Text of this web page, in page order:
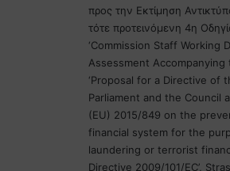
προς την Εκτίμηση
τότε προτεινόμενη 4η
‘Commission Staff Working
Assessment
‘Proposal for a Directive of
Parliament and the Council
(EU) 2015/849 on the
financial system for the
laundering or terrorist
Directive 2009/101/EC’,